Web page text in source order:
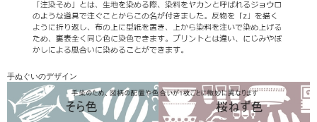
手ぬぐいのデザイン